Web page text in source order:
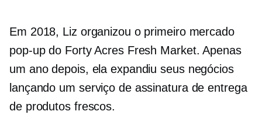
Em 2018, Liz organizou o primeiro mercado
pop-up do Forty Acres Fresh Market. Apenas
um ano depois, ela expandiu seus negócios
lançando um serviço de assinatura de entrega
de produtos frescos.